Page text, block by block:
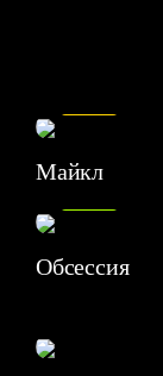
Майкл
Обсессия